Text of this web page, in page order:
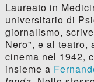
Laureato in
universitario di
giornalismo,
Nero", e al teatro,
cinema nel 1942,
insieme a